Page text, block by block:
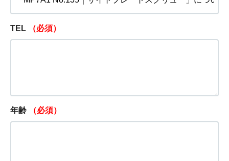
TEL （必須）
年齢 （必須）